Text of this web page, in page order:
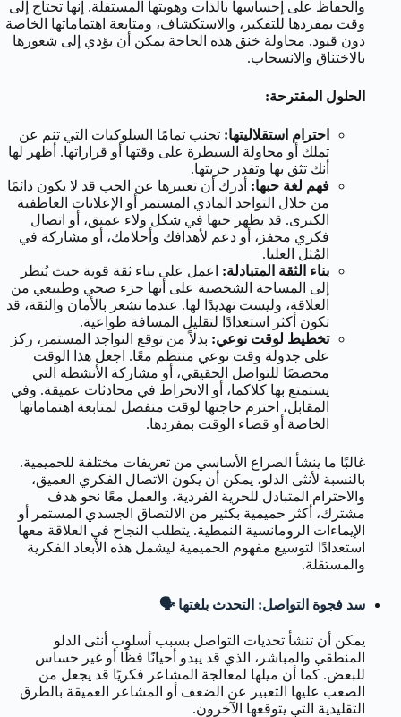
والحفاظ على إحساسها بالذات وهويتها المستقلة. إنها تحتاج إلى
وقت بمفردها للتفكير، والاستكشاف، ومتابعة اهتماماتها الخاصة
دون قيود. محاولة خنق هذه الحاجة يمكن أن يؤدي إلى شعورها
بالاختناق والانسحاب.
الحلول المقترحة:
احترام استقلاليتها: تجنب تمامًا السلوكيات التي تنم عن
تملك أو محاولة السيطرة على وقتها أو قراراتها. أظهر لها
أنك تثق بها وتقدر حريتها.
فهم لغة حبها: أدرك أن تعبيرها عن الحب قد لا يكون دائمًا
من خلال التواجد المادي المستمر أو الإعلانات العاطفية
الكبرى. قد يظهر حبها في شكل ولاء عميق، أو اتصال
فكري محفز، أو دعم لأهدافك وأحلامك، أو مشاركة في
المُثل العليا.
بناء الثقة المتبادلة: اعمل على بناء ثقة قوية حيث يُنظر
إلى المساحة الشخصية على أنها جزء صحي وطبيعي من
العلاقة، وليست تهديدًا لها. عندما تشعر بالأمان والثقة، قد
تكون أكثر استعدادًا لتقليل المسافة طواعية.
تخطيط لوقت نوعي: بدلاً من توقع التواجد المستمر، ركز
على جدولة وقت نوعي منتظم معًا. اجعل هذا الوقت
مخصصًا للتواصل الحقيقي، أو مشاركة الأنشطة التي
يستمتع بها كلاكما، أو الانخراط في محادثات عميقة. وفي
المقابل، احترم حاجتها لوقت منفصل لمتابعة اهتماماتها
الخاصة أو قضاء الوقت بمفردها.
غالبًا ما ينشأ الصراع الأساسي من تعريفات مختلفة للحميمية.
بالنسبة لأنثى الدلو، يمكن أن يكون الاتصال الفكري العميق،
والاحترام المتبادل للحرية الفردية، والعمل معًا نحو هدف
مشترك، أكثر حميمية بكثير من الالتصاق الجسدي المستمر أو
الإيماءات الرومانسية النمطية. يتطلب النجاح في العلاقة معها
استعدادًا لتوسيع مفهوم الحميمية ليشمل هذه الأبعاد الفكرية
والمستقلة.
سد فجوة التواصل: التحدث بلغتها 🗣️
يمكن أن تنشأ تحديات التواصل بسبب أسلوب أنثى الدلو
المنطقي والمباشر، الذي قد يبدو أحيانًا فظًا أو غير حساس
للبعض. كما أن ميلها لمعالجة المشاعر فكريًا قد يجعل من
الصعب عليها التعبير عن الضعف أو المشاعر العميقة بالطرق
التقليدية التي يتوقعها الآخرون.